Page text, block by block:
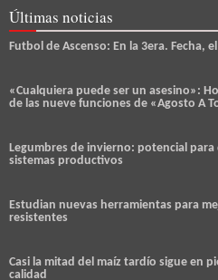
Últimas noticias
Futbol de Ascenso: En la 3era. Fecha,
«Cualquiera puede ser un asesino»:
de las nueve funciones de «Agosto A
Legumbres de invierno: potencial
sistemas productivos
Estudian nuevas herramientas para
resistentes
Casi la mitad del maíz tardío sigue en
calidad